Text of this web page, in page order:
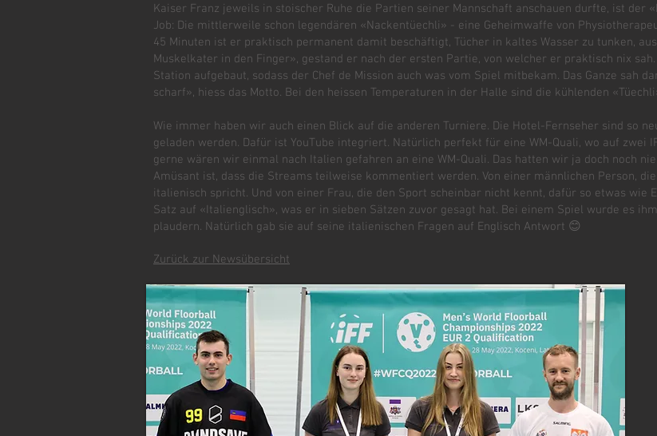
Kaiser Franz jeweils in stoischer Ruhe die Partien seiner Mannschaft anschauen durfte, ist der
Job: Die mittlerweile schon legendären «Nackentüechli» - eine Geheimwaffe von
45 Minuten ist er praktisch permanent damit beschäftigt, Tücher in kaltes Wasser zu tunken,
Muskelkater in den Finger», gestand er nach der ersten Partie, von welcher er praktisch nix
Station aufgebaut, sodass der Chef de Mission auch was vom Spiel mitbekam. Das Ganze sah
scharf», hiess das Motto. Bei den heissen Temperaturen in der Halle sind die kühlenden
Wie immer haben wir auch einen Blick auf die anderen Turniere. Die Hotel-Fernseher sind so
geladen werden. Dafür ist YouTube integriert. Natürlich perfekt für eine WM-Quali, wo auf zwei
gerne wären wir einmal nach Italien gefahren an eine WM-Quali. Das hatten wir ja doch noch
Amüsant ist, dass die Streams teilweise kommentiert werden. Von einer männlichen Person,
italienisch spricht. Und von einer Frau, die den Sport scheinbar nicht kennt, dafür so etwas wie
Satz auf «Italienglisch», was er in sieben Sätzen zuvor gesagt hat. Bei einem Spiel wurde es
plaudern. Natürlich gab sie auf seine italienischen Fragen auf Englisch Antwort 😊
Zurück zur Newsübersicht